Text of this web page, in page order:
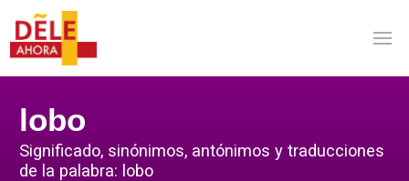
lobo
Significado, sinónimos, antónimos y traducciones
de la palabra: lobo